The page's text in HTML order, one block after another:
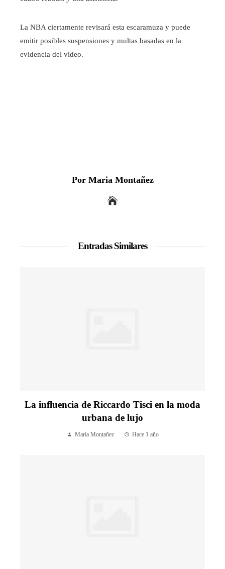
La NBA ciertamente revisará esta escaramuza y puede
emitir posibles suspensiones y multas basadas en la
evidencia del video.
Por Maria Montañez
Entradas Similares
La influencia de Riccardo Tisci en la moda
urbana de lujo
Maria Montañez Hace 1 año